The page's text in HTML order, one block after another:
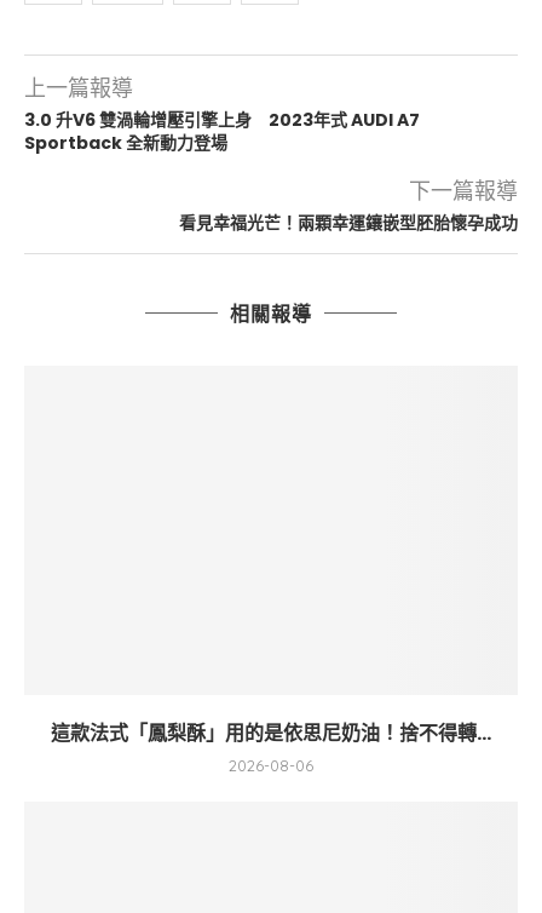
上一篇報導
3.0 升V6 雙渦輪增壓引擎上身 2023年式 AUDI A7
Sportback 全新動力登場
下一篇報導
看見幸福光芒！兩顆幸運鑲嵌型胚胎懷孕成功
相關報導
這款法式「鳳梨酥」用的是依思尼奶油！捨不得轉...
2026-08-06